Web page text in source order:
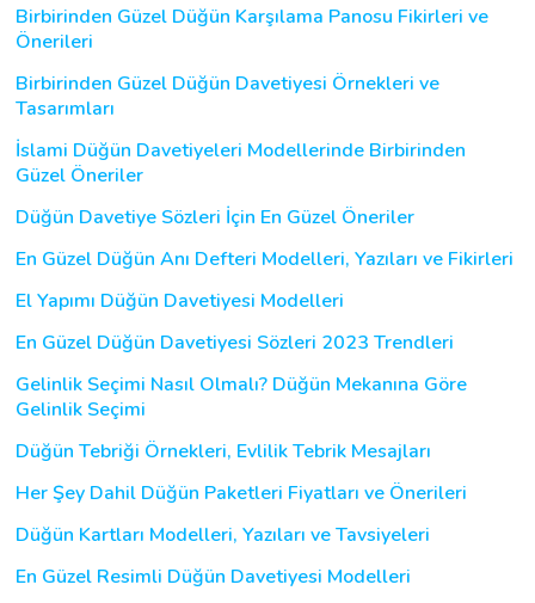
Birbirinden Güzel Düğün Karşılama Panosu Fikirleri ve
Önerileri
Birbirinden Güzel Düğün Davetiyesi Örnekleri ve
Tasarımları
İslami Düğün Davetiyeleri Modellerinde Birbirinden
Güzel Öneriler
Düğün Davetiye Sözleri İçin En Güzel Öneriler
En Güzel Düğün Anı Defteri Modelleri, Yazıları ve Fikirleri
El Yapımı Düğün Davetiyesi Modelleri
En Güzel Düğün Davetiyesi Sözleri 2023 Trendleri
Gelinlik Seçimi Nasıl Olmalı? Düğün Mekanına Göre
Gelinlik Seçimi
Düğün Tebriği Örnekleri, Evlilik Tebrik Mesajları
Her Şey Dahil Düğün Paketleri Fiyatları ve Önerileri
Düğün Kartları Modelleri, Yazıları ve Tavsiyeleri
En Güzel Resimli Düğün Davetiyesi Modelleri